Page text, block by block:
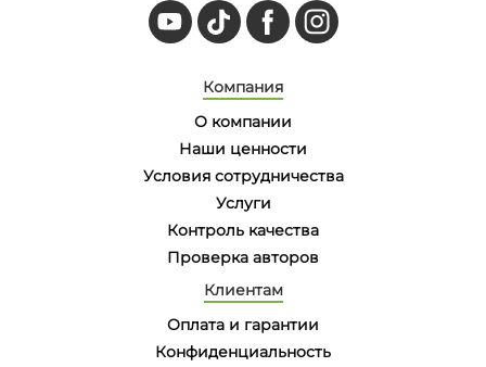
Компания
О компании
Наши ценности
Условия сотрудничества
Услуги
Контроль качества
Проверка авторов
Клиентам
Оплата и гарантии
Конфиденциальность